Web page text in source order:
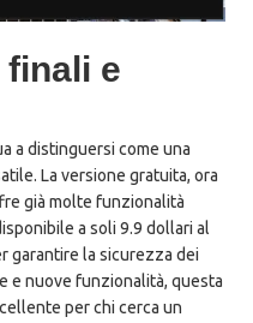
e
a distinguersi come una
La versione gratuita, ora
già molte funzionalità
a soli 9.9 dollari al
garantire la sicurezza dei
e nuove funzionalità, questa
per chi cerca un